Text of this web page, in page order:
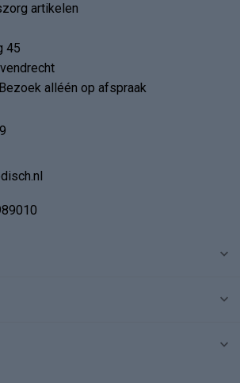
artikelen
45
alléén op afspraak